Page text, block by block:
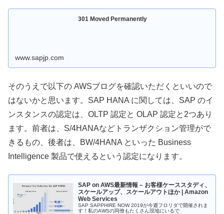
301 Moved Permanently
www.sapjp.com
そのうえで以下の AWSブログを確認いただくといいので
はないかと思います。SAP HANA に関しては、SAP のイ
ンスタンスの認定は、OLTP 認定と OLAP 認定と2つあり
ます。前者は、S/4HANAなどトランザクション管理がで
きるもの、後者は、BW/4HANA といった Business
Intelligence 製品で使えるという認定になります。
SAP on AWS最新情報 – お客様ケーススタディ、
スケールアップ、スケールアウトほか | Amazon
Web Services
SAP SAPPHIRE NOW 2019が今週フロリダで開催されま
す！私のAWSの同僚もたくさん現地にいるで